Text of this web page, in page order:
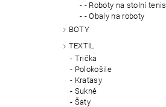
- Roboty na stolní tenis
- Obaly na roboty
BOTY
TEXTIL
Trička
Polokošile
Kraťasy
Sukně
Šaty